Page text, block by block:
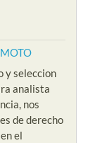
y seleccion
analista
nos
de derecho
el